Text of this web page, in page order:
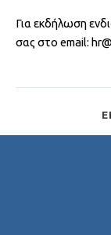
Για εκδήλωση
σας στο email: